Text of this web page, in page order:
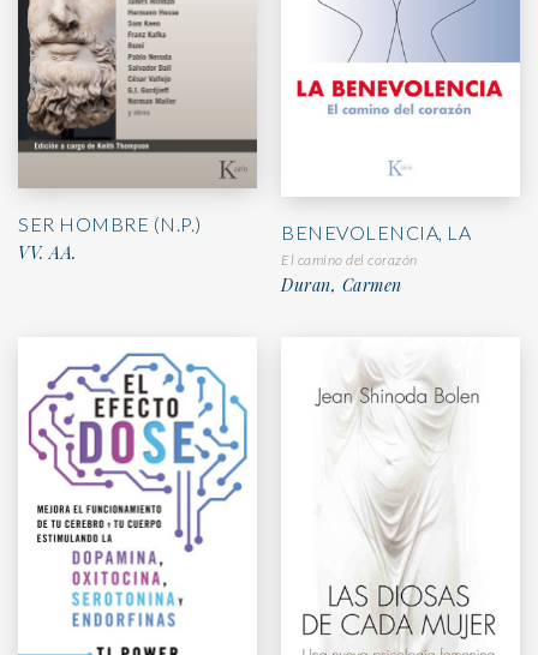
SER HOMBRE (N.P.)
VV. AA.
BENEVOLENCIA, LA
El camino del corazón
Duran, Carmen